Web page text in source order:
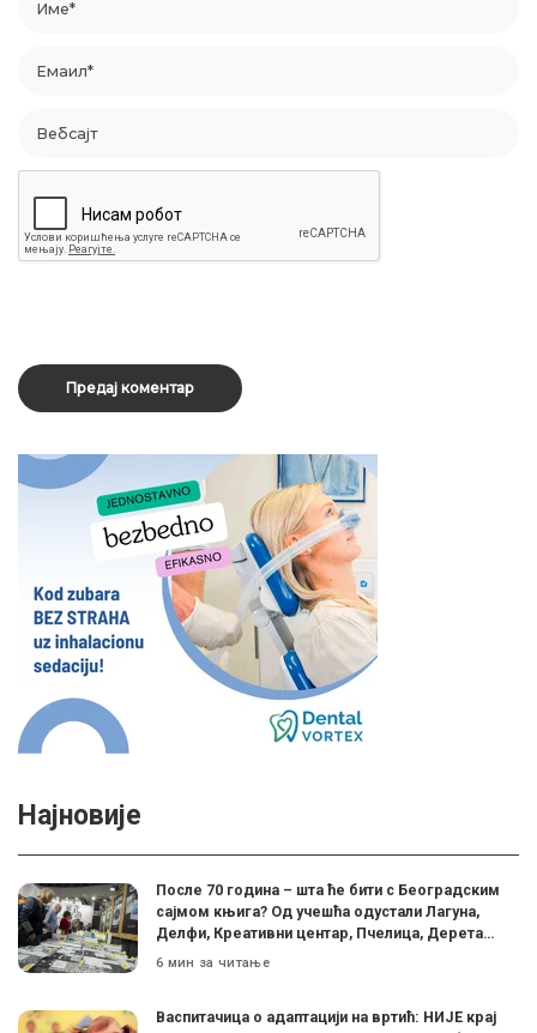
Најновије
После 70 година – шта ће бити с Београдским
сајмом књига? Од учешћа одустали Лагуна,
Делфи, Креативни центар, Пчелица, Дерета…
6 мин за читање
Васпитачица о адаптацији на вртић: НИЈЕ крај